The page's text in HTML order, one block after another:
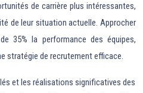
de carrière plus intéressantes,
de leur situation actuelle. Approcher
35% la performance des équipes,
stratégie de recrutement efficace.
et les réalisations significatives des